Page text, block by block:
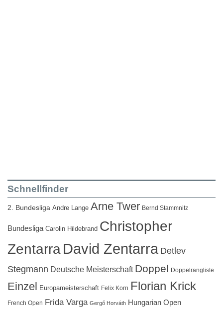
Schnellfinder
2. Bundesliga Andre Lange Arne Twer Bernd Stammnitz
Bundesliga Carolin Hildebrand Christopher
ZentarraDavid Zentarra Detlev
Stegmann Deutsche Meisterschaft Doppel Doppelrangliste
Einzel Europameisterschaft Felix Korn Florian Krick
French Open Frida Varga Gergő Horváth Hungarian Open